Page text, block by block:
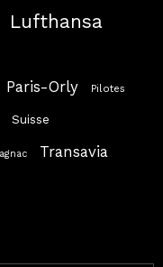
Lufthansa
Paris-Orly Pilotes
Suisse
Transavia